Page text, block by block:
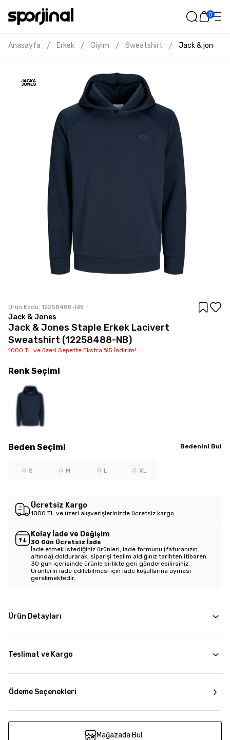
0
Anasayfa / Erkek / Giyim / Sweatshirt / Jack & jones
Ürün Kodu: 12258488-NB
Jack & Jones
Jack & Jones Staple Erkek Lacivert
Sweatshirt (12258488-NB)
1000 TL ve üzeri Sepette Ekstra %5 İndirim!
Beden Seçimi Bedenini Bul
S M L XL
RenkSeçimi
Ücretsiz Kargo
1000 TL ve üzeri alışverişlerinizde ücretsiz kargo.
Kolay İade ve Değişim
30 Gün Ücretsiz İade
İade etmek istediğiniz ürünleri, iade formunu (faturanızın
altında) doldurarak, siparişi teslim aldığınız tarihten itibaren
30 gün içerisinde ürünle birlikte geri gönderebilirsiniz.
Ürünlerin iade edilebilmesi için iade koşullarına uyması
gerekmektedir.
Ürün Detayları
Teslimat ve Kargo
Ödeme Seçenekleri
Mağazada Bul